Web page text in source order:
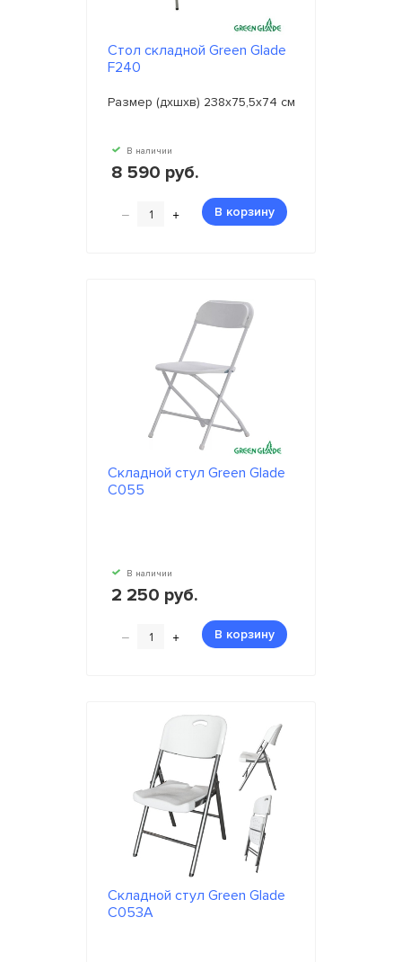
Стол складной Green Glade
F240
Размер (дхшхв) 238х75,5х74 см
В наличии
8 590 руб.
– + В корзину
Складной стул Green Glade
C055
В наличии
2 250 руб.
– + В корзину
Складной стул Green Glade
C053A